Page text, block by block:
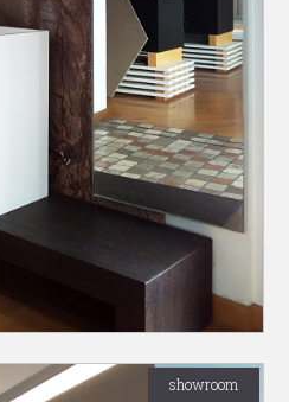
showroom